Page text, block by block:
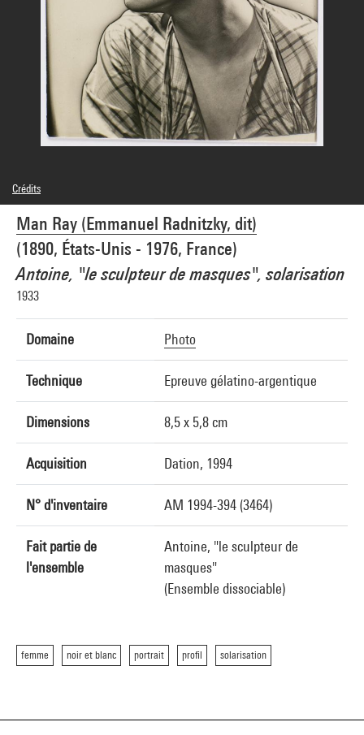
Man Ray (Emmanuel Radnitzky, dit)
(1890, États-Unis - 1976, France)
Antoine, "le sculpteur de masques", solarisation
1933
Domaine Photo
Technique Epreuve gélatino-argentique
Dimensions 8,5 x 5,8 cm
Acquisition Dation, 1994
N° d'inventaire AM 1994-394 (3464)
Fait partie de
l'ensemble
Antoine, "le sculpteur de
masques"
(Ensemble dissociable)
femme noir et blanc portrait profil solarisation
Crédits
© Man Ray Trust / Adagp, Paris
Crédit photographique : Centre Pompidou, MNAM-CCI/Guy Carrard/Dist.
GrandPalaisRmn
Réf. image : 4N17991
Diffusion image :GrandPalaisRmnPhoto